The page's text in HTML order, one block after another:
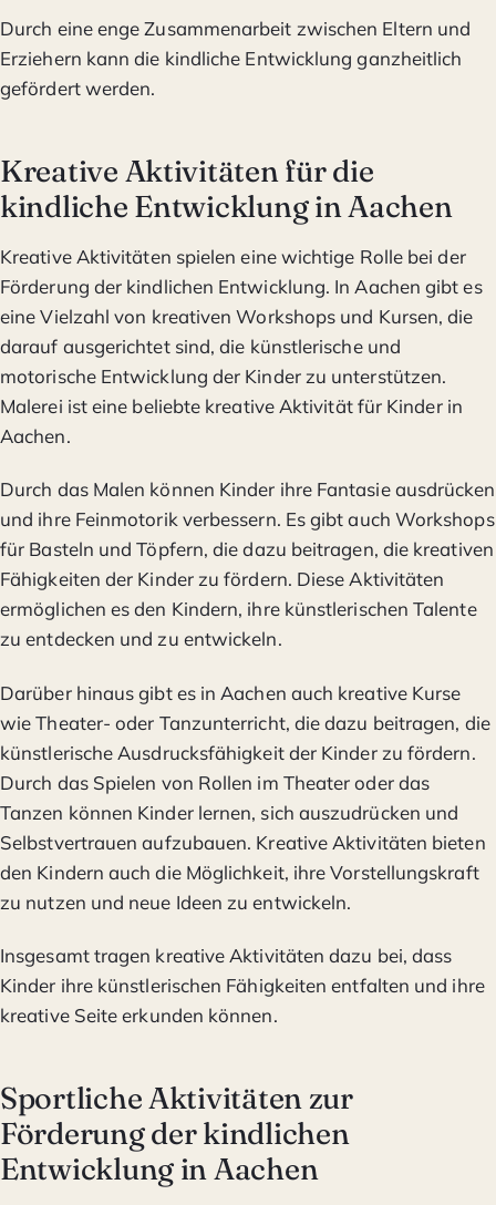
Durch eine enge Zusammenarbeit zwischen Eltern und
Erziehern kann die kindliche Entwicklung ganzheitlich
gefördert werden.
Kreative Aktivitäten für die
kindliche Entwicklung in Aachen
Kreative Aktivitäten spielen eine wichtige Rolle bei der
Förderung der kindlichen Entwicklung. In Aachen gibt es
eine Vielzahl von kreativen Workshops und Kursen, die
darauf ausgerichtet sind, die künstlerische und
motorische Entwicklung der Kinder zu unterstützen.
Malerei ist eine beliebte kreative Aktivität für Kinder in
Aachen.
Durch das Malen können Kinder ihre Fantasie ausdrücken
und ihre Feinmotorik verbessern. Es gibt auch Workshops
für Basteln und Töpfern, die dazu beitragen, die kreativen
Fähigkeiten der Kinder zu fördern. Diese Aktivitäten
ermöglichen es den Kindern, ihre künstlerischen Talente
zu entdecken und zu entwickeln.
Darüber hinaus gibt es in Aachen auch kreative Kurse
wie Theater- oder Tanzunterricht, die dazu beitragen, die
künstlerische Ausdrucksfähigkeit der Kinder zu fördern.
Durch das Spielen von Rollen im Theater oder das
Tanzen können Kinder lernen, sich auszudrücken und
Selbstvertrauen aufzubauen. Kreative Aktivitäten bieten
den Kindern auch die Möglichkeit, ihre Vorstellungskraft
zu nutzen und neue Ideen zu entwickeln.
Insgesamt tragen kreative Aktivitäten dazu bei, dass
Kinder ihre künstlerischen Fähigkeiten entfalten und ihre
kreative Seite erkunden können.
Sportliche Aktivitäten zur
Förderung der kindlichen
Entwicklung in Aachen